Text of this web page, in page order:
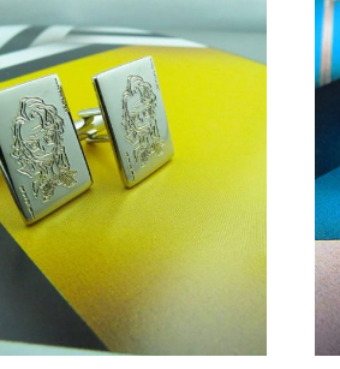
últimos